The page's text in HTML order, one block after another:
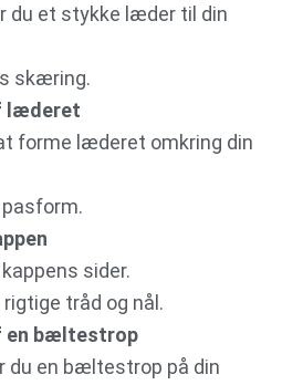
du et stykke læder til din
skæring.
læderet
forme læderet omkring din
pasform.
sider.
tråd og nål.
en bæltestrop
du en bæltestrop på din